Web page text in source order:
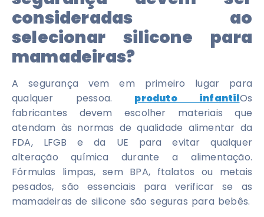
consideradas ao
selecionar silicone para
mamadeiras?
A segurança vem em primeiro lugar para
qualquer pessoa. produto infantilOs
fabricantes devem escolher materiais que
atendam às normas de qualidade alimentar da
FDA, LFGB e da UE para evitar qualquer
alteração química durante a alimentação.
Fórmulas limpas, sem BPA, ftalatos ou metais
pesados, são essenciais para verificar se as
mamadeiras de silicone são seguras para bebês.